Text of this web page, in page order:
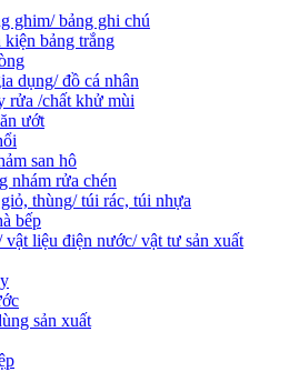
ghim/ bảng ghi chú
bảng trắng
dụng/ đồ cá nhân
rửa /chất khử mùi
ướt
san hô
nhám rửa chén
thùng/ túi rác, túi nhựa
bếp
liệu điện nước/ vật tư sản xuất
sản xuất